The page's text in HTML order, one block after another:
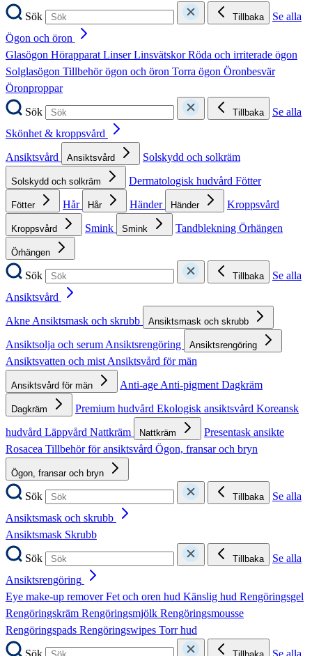
Sök
Tillbaka
Se alla
Ögon och öron
Glasögon HörapparatLinserLinsvätskorRöda och irriterade ögon
Solglasögon Tillbehör ögon och öron Torra ögon Öronbesvär
Öronproppar
Sök
Tillbaka
Se alla
Skönhet & kroppsvård
Ansiktsvård
Ansiktsvård Solskydd och solkräm
Solskydd och solkräm Dermatologisk hudvård Fötter
Fötter Hår Hår Händer Händer Kroppsvård
Kroppsvård Smink Smink Tandblekning Örhängen
Örhängen
Sök Tillbaka
Se alla
Ansiktsvård
AkneAnsiktsmask och skrubb Ansiktsmask och skrubb
Ansiktsolja och serumAnsiktsrengöring Ansiktsrengöring
Ansiktsvatten och mistAnsiktsvård för män
Ansiktsvård för män Anti-ageAnti-pigmentDagkräm
Dagkräm Premium hudvård Ekologisk ansiktsvård Koreansk
hudvård Läppvård Nattkräm Nattkräm
Presentask ansikte
Rosacea Tillbehör för ansiktsvård Ögon, fransar och bryn
Ögon, fransar och bryn
Sök Tillbaka
Se alla
Ansiktsmask och skrubb
Ansiktsmask Skrubb
Sök
Tillbaka
Se alla
Ansiktsrengöring
Eye make-up removerFet och oren hud Känslig hud Rengöringsgel
Rengöringskräm Rengöringsmjölk Rengöringsmousse
Rengöringspads Rengöringswipes Torr hud